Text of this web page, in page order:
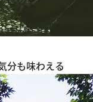
も味わえる